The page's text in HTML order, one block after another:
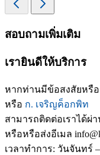
สอบถามเพิ่มเติม
เรายินดีให้บริการ
หากท่านมีข้อสงสัยหรื
หรือ ก. เจริญค็อกพิท
สามารถติดต่อเราได้ผ่
หรือหรือส่งอีเมล
เวลาทำการ: วันจันทร์ –